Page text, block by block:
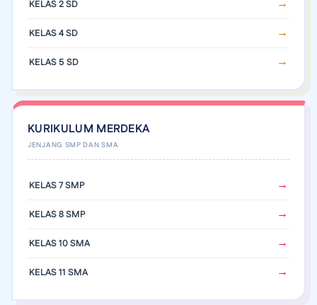
KELAS 2 SD
KELAS 4 SD
KELAS 5 SD
KURIKULUM MERDEKA
KELAS 7 SMP
KELAS 8 SMP
KELAS 10 SMA
KELAS 11 SMA